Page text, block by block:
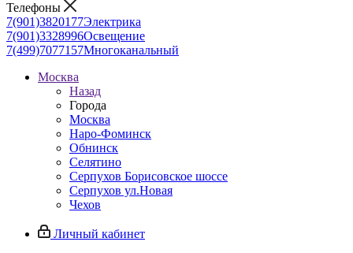
Телефоны
7(901)3820177Электрика
7(901)3328996Освещение
7(499)7077157Многоканальный
Москва
Назад
Города
Москва
Наро-Фоминск
Обнинск
Селятино
Серпухов Борисовское шоссе
Серпухов ул.Новая
Чехов
Личный кабинет